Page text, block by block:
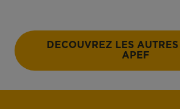
DECOUVREZ LES
APEF